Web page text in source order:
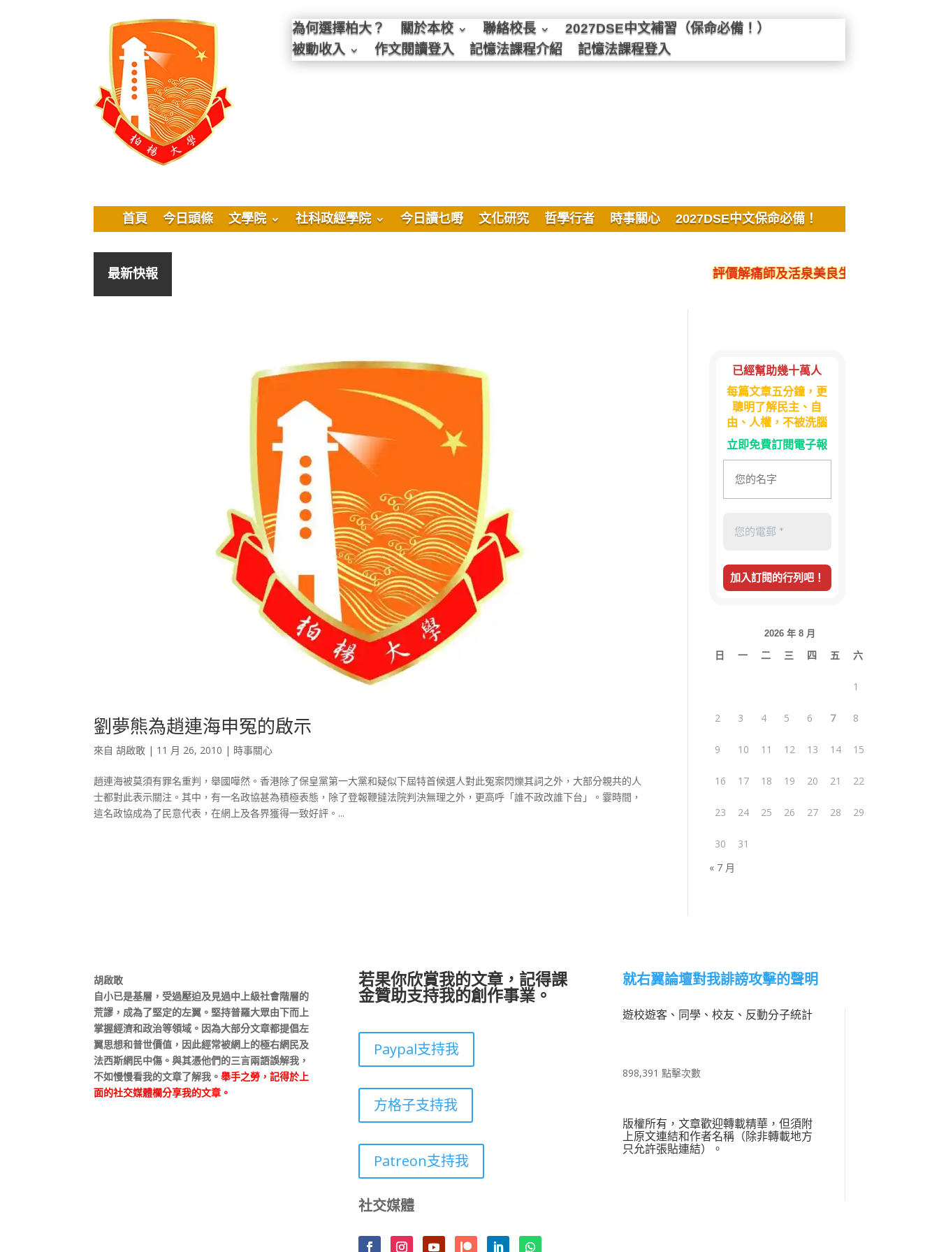
為何選擇柏大？ 關於本校 聯絡校長
2027DSE中文補習（保命必備！）
被動收入
作文閱讀登入 記憶法課程介紹 記憶法課程登入
首頁 今日頭條 文學院 社科政經學院 今日讀乜嘢 文化研究 哲學行者 時事關心 2027DSE中文保命必備！
最新快報 評價解痛師及活泉美良生館的不良銷售、
劉夢熊為趙連海申冤的啟示
來自胡啟敢 | 11 月 26, 2010 | 時事關心
趙連海被莫須有罪名重判，舉國嘩然。香港除了保皇黨第一大黨和疑似下屆特首候選人對此冤案閃爍其詞之外，大部分親共的人
士都對此表示關注。其中，有一名政協甚為積極表態，除了登報鞭撻法院判決無理之外，更高呼「誰不政改誰下台」。霎時間，
這名政協成為了民意代表，在網上及各界獲得一致好評。...
已經幫助幾十萬人
每篇文章五分鐘，更
聰明了解民主、自
由、人權，不被洗腦
立即免費訂閱電子報
2026 年 8 月
日 一 二 三 四 五 六
1
2 3 4 5 6 7 8
9 10 11 12 13 14 15
16 17 18 19 20 21 22
23 24 25 26 27 28 29
30
31
« 7 月
胡啟敢
自小已是基層，受過壓迫及見過中上級社會階層的
荒謬，成為了堅定的左翼。堅持普羅大眾由下而上
掌握經濟和政治等領域。因為大部分文章都提倡左
翼思想和普世價值，因此經常被網上的極右網民及
法西斯網民中傷。與其憑他們的三言兩語誤解我，
不如慢慢看我的文章了解我。舉手之勞，記得於上
面的社交媒體欄分享我的文章。
若果你欣賞我的文章，記得課
金贊助支持我的創作事業。
Paypal支持我
方格子支持我
Patreon支持我
社交媒體
就右翼論壇對我誹謗攻擊的聲明
遊校遊客、同學、校友、反動分子統計
898,391 點擊次數
版權所有，文章歡迎轉載精華，但須附
上原文連結和作者名稱（除非轉載地方
只允許張貼連結）。